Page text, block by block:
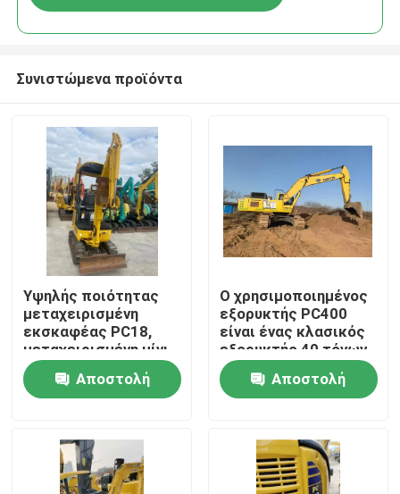
Σπίτι
Βίντεο
Συνιστώμενα προϊόντα
Υψηλής ποιότητας
μεταχειρισμένη
εκσκαφέας PC18,
μεταχειρισμένη μίνι
εκσκαφέας.
Αποστολή
Ο χρησιμοποιημένος
εξορυκτής PC400
είναι ένας κλασικός
εξορυκτής 40 τόνων
από την Ιαπωνία
Αποστολή